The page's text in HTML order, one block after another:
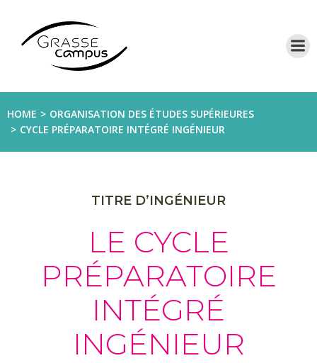
HOME
ORGANISATION DES ÉTUDES SUPÉRIEURES
CYCLE PRÉPARATOIRE INTÉGRÉ INGÉNIEUR
TITRE D’INGÉNIEUR
LE CYCLE
PRÉPARATOIRE
INTÉGRÉ
INGÉNIEUR